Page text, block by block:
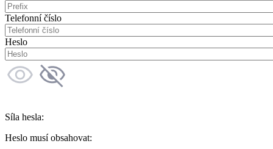
Telefonní číslo
Heslo
Síla hesla:
Heslo musí obsahovat: